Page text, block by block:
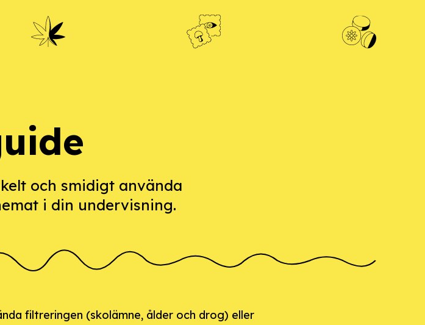
och smidigt använda
i din undervisning.
filtreringen (skolämne, ålder och drog) eller